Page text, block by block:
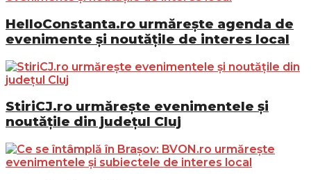
HelloConstanta.ro urmărește agenda de
evenimente și noutățile de interes local
StiriCJ.ro urmărește evenimentele și
noutățile din județul Cluj